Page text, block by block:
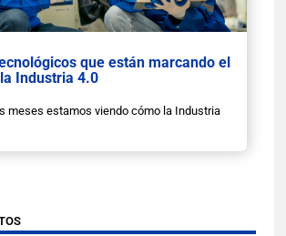
que están marcando el
Industria 4.0
meses estamos viendo cómo la Industria